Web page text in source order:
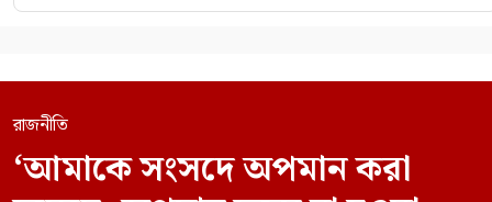
রাজনীতি
‘আমাকে সংসদে অপমান করা